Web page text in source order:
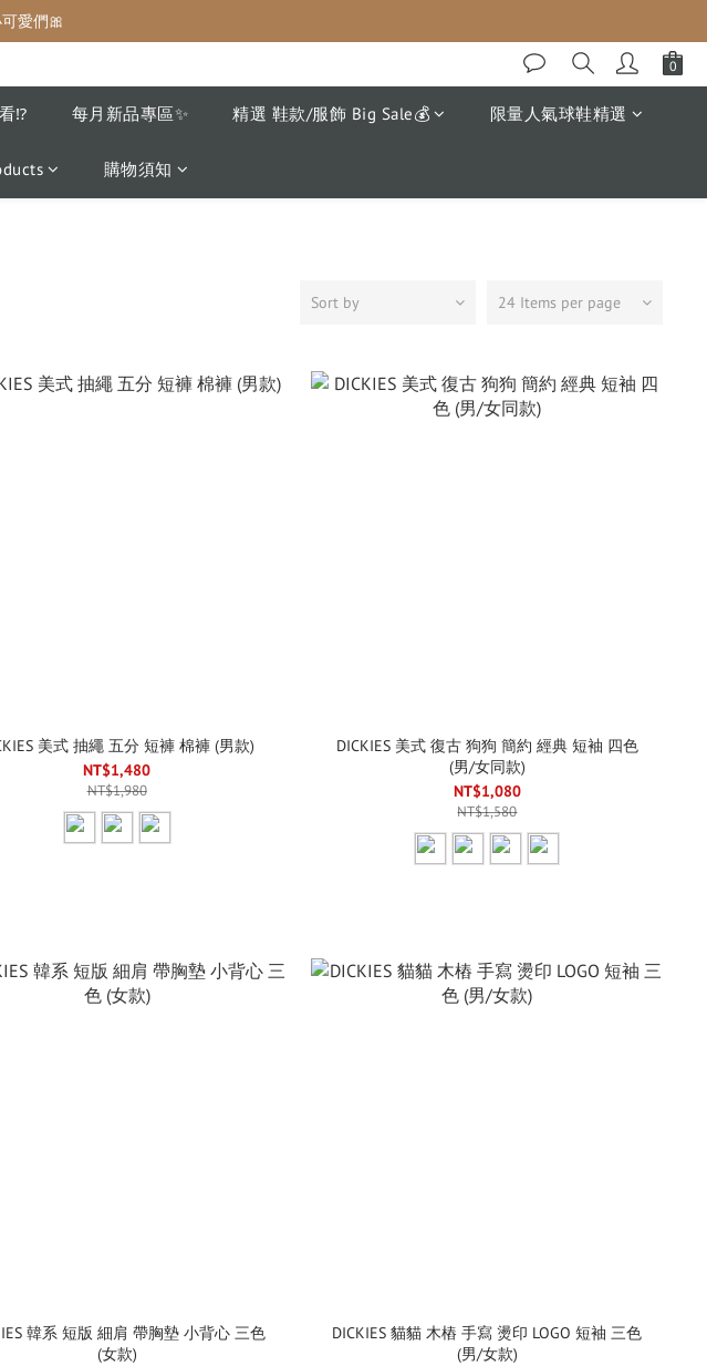
愛們🎀
愛們🎀
再解釋🔥
愛們🎀
⁉️ 每月新品專區✨ 精選 鞋款/服飾 Big Sale💰 限量人氣球鞋精選
購物須知
Sort by 24 Items per page
美式 抽繩 五分 短褲 棉褲 (男款)
NT$1,480
NT$1,980
DICKIES 美式 復古 狗狗 簡約 經典 短袖 四色
(男/女同款)
NT$1,080
NT$1,580
韓系 短版 細肩 帶胸墊 小背心 三色
(女款)
DICKIES 貓貓 木樁 手寫 燙印 LOGO 短袖 三色
(男/女款)